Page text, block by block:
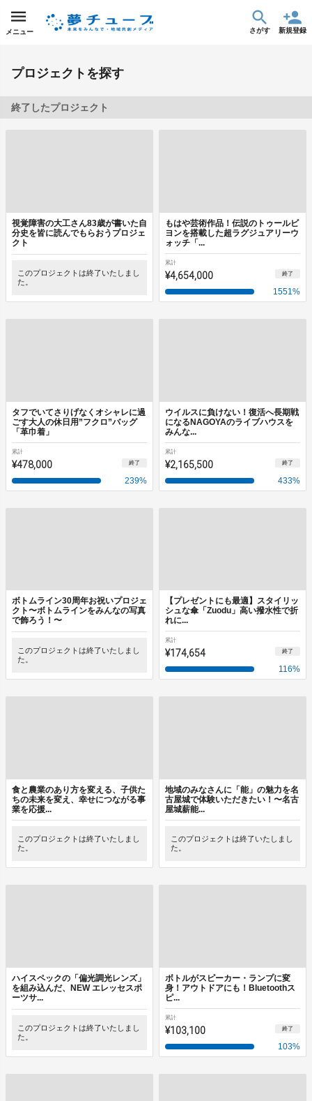
メニュー さがす 新規登録
プロジェクトを探す
終了したプロジェクト
視覚障害の大工さん83歳が書いた自
分史を皆に読んでもらおうプロジェ
クト
このプロジェクトは終了いたしまし
た。
もはや芸術作品！伝説のトゥールビ
ヨンを搭載した超ラグジュアリーウ
ォッチ「...
累計
¥4,654,000 終了
1551%
タフでいてさりげなくオシャレに過
ごす大人の休日用”フクロ”バッグ
「革巾着」
累計
¥478,000 終了
239%
ウイルスに負けない！復活へ長期戦
になるNAGOYAのライブハウスを
みんな...
累計
¥2,165,500 終了
433%
ボトムライン30周年お祝いプロジェ
クト〜ボトムラインをみんなの写真
で飾ろう！〜
このプロジェクトは終了いたしまし
た。
【プレゼントにも最適】スタイリッ
シュな傘「Zuodu」高い撥水性で折
れに...
累計
¥174,654 終了
116%
食と農業のあり方を変える、子供た
ちの未来を変え、幸せにつながる事
業を応援...
このプロジェクトは終了いたしまし
た。
地域のみなさんに「能」の魅力を名
古屋城で体験いただきたい！〜名古
屋城薪能...
このプロジェクトは終了いたしまし
た。
ハイスペックの「偏光調光レンズ」
を組み込んだ、NEW エレッセスポ
ーツサ...
このプロジェクトは終了いたしまし
た。
ボトルがスピーカー・ランプに変
身！アウトドアにも！Bluetoothス
ピ...
累計
¥103,100 終了
103%